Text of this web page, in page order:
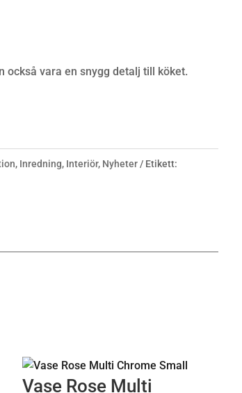
också vara en snygg detalj till köket.
, Inredning, Interiör, Nyheter
Etikett:
Vase Rose Multi